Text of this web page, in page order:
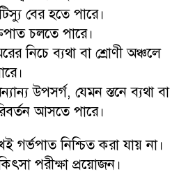
বের হতে পারে।
চলতে পারে।
নিচে ব্যথা বা শ্রোণী অঞ্চলে
উপসর্গ, যেমন স্তনে ব্যথা বা
আসতে পারে।
গর্ভপাত নিশ্চিত করা যায় না।
পরীক্ষা প্রয়োজন।